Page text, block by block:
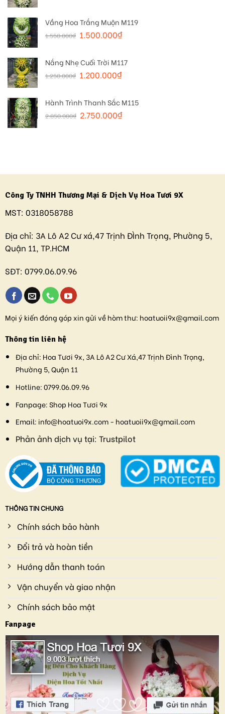
Vầng Hoa Trắng Muộn M119
1.550.000₫ 1.500.000₫
Nắng Nhẹ Cuối Trời M117
1.250.000₫ 1.200.000₫
Hành Trình Thanh Sắc M115
2.850.000₫ 2.750.000₫
Công Ty TNHH Thương Mại & Dịch Vụ Hoa Tươi 9X
MST: 0318058788
Địa chỉ: 3A Lô A2 Cư xá,47 Trịnh ĐÌnh Trọng, Phường 5,
Quận 11, TP.HCM
SĐT: 0799.06.09.96
Mọi ý kiến đóng góp xin gửi về hòm thư: hoatuoii9x@gmail.com
Thông tin liên hệ
Địa chỉ: Hoa Tươi 9x, 3A Lô A2 Cư Xá,47 Trịnh Đình Trọng,
Phường 5, Quận 11
Hotline:0799.06.09.96
Fanpage:Shop Hoa Tươi 9x
Email: info@hoatuoi9x.com - hoatuoii9x@gmail.com
Phản ảnh dịch vụ tại: Trustpilot
THÔNG TIN CHUNG
Chính sách bảo hành
Đổi trả và hoàn tiền
Hướng dẫn thanh toán
Vận chuyển và giao nhận
Chính sách bảo mật
Fanpage